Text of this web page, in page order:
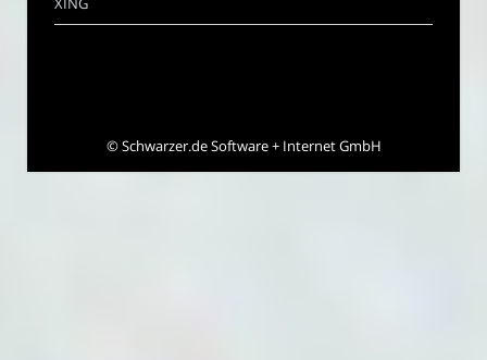
©Schwarzer.de Software + Internet GmbH